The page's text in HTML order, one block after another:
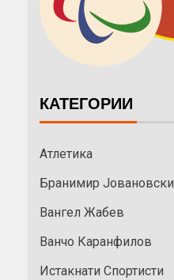
КАТЕГОРИИ
Атлетика
Бранимир Јовановски
Вангел Жабев
Ванчо Каранфилов
Истакнати Спортисти